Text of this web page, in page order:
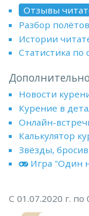
Отзывы
Разбор полётов
Истории
Статистика по
Дополнительно
Новости
Курение в
Онлайн-
Калькулятор
Звёзды,
Игра "Один
С 01.07.2020 г. по